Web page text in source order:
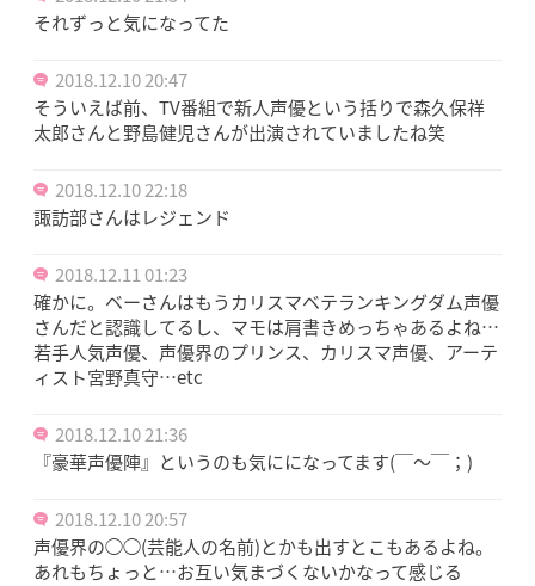
それずっと気になってた
2018.12.10 20:47
そういえば前、TV番組で新人声優という括りで森久保祥
太郎さんと野島健児さんが出演されていましたね笑
2018.12.10 22:18
諏訪部さんはレジェンド
2018.12.11 01:23
確かに。ベーさんはもうカリスマベテランキングダム声優
さんだと認識してるし、マモは肩書きめっちゃあるよね…
若手人気声優、声優界のプリンス、カリスマ声優、アーテ
ィスト宮野真守…etc
2018.12.10 21:36
『豪華声優陣』というのも気にになってます(￣～￣；)
2018.12.10 20:57
声優界の◯◯(芸能人の名前)とかも出すとこもあるよね。
あれもちょっと…お互い気まづくないかなって感じる